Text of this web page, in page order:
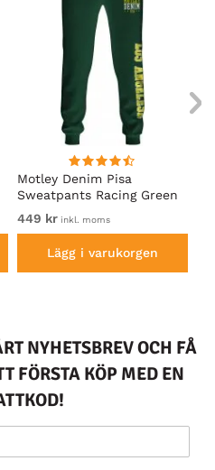
Motley Denim Pisa
Sweatpants Racing Green
449 kr inkl. moms
Lägg i varukorgen
NYHETSBREV OCH FÅ
FÖRSTA KÖP MED EN